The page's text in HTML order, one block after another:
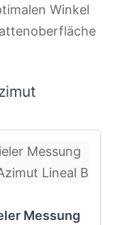
Winkel
Messung